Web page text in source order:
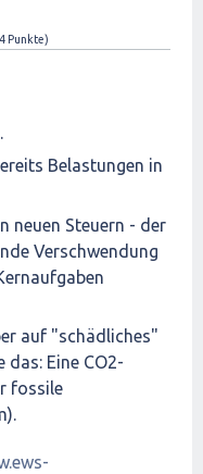
Punkte)
Belastungen in
neuen Steuern - der
Verschwendung
auf "schädliches"
das: Eine CO2-
fossile